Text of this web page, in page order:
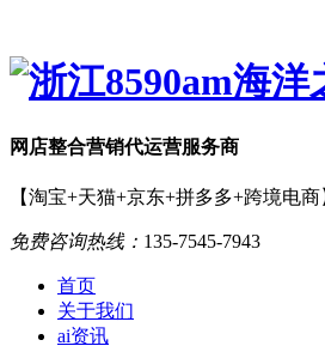
网店整合营销代运营服务商
【淘宝+天猫+京东+拼多多+跨境电商
免费咨询热线： 135-7545-7943
首页
关于我们
ai资讯